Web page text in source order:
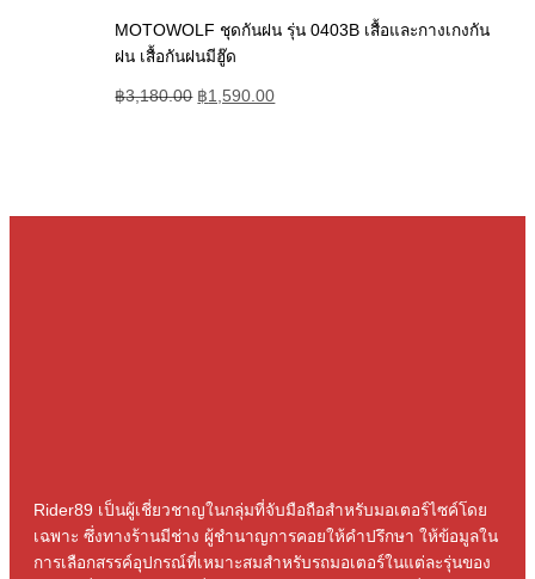
MOTOWOLF ชุดกันฝน รุ่น 0403B เสื้อและกางเกงกัน
ฝน เสื้อกันฝนมีฮู๊ด
฿3,180.00 ฿1,590.00
Rider89 เป็นผู้เชี่ยวชาญในกลุ่มที่จับมือถือสําหรับมอเตอร์ไซค์โดย
เฉพาะ ซึ่งทางร้านมีช่าง ผู้ชํานาญการคอยให้คําปรึกษา ให้ข้อมูลใน
การเลือกสรรค์อุปกรณ์ที่เหมาะสมสําหรับรถมอเตอร์ในแต่ละรุ่นของ